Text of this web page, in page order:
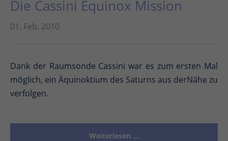
Die Cassini Equinox Mission
01. Feb, 2010
Dank der Raumsonde Cassini war es zum ersten Mal
möglich, ein Äquinoktium des Saturns aus derNähe zu
verfolgen.
Weiterlesen …